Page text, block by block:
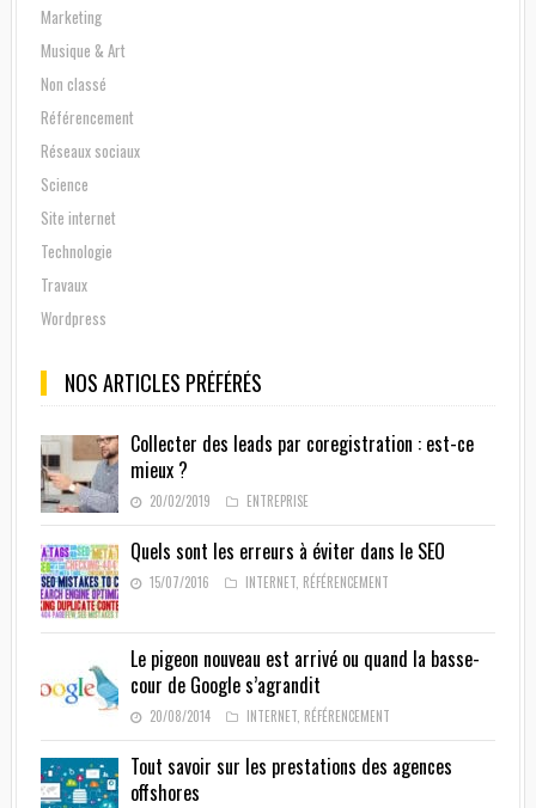
Marketing
Musique & Art
Non classé
Référencement
Réseaux sociaux
Science
Site internet
Technologie
Travaux
Wordpress
NOS ARTICLES PRÉFÉRÉS
Collecter des leads par coregistration : est-ce
mieux ?
20/02/2019 ENTREPRISE
Quels sont les erreurs à éviter dans le SEO
15/07/2016 INTERNET, RÉFÉRENCEMENT
Le pigeon nouveau est arrivé ou quand la basse-
cour de Google s’agrandit
20/08/2014 INTERNET, RÉFÉRENCEMENT
Tout savoir sur les prestations des agences
offshores